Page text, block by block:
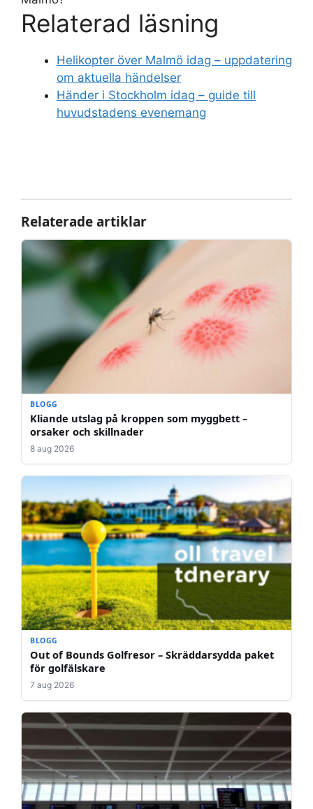
Relaterad läsning
Helikopter över Malmö idag – uppdatering
om aktuella händelser
Händer i Stockholm idag – guide till
huvudstadens evenemang
Relaterade artiklar
BLOGG
Kliande utslag på kroppen som myggbett –
orsaker och skillnader
8 aug 2026
BLOGG
Out of Bounds Golfresor – Skräddarsydda paket
för golfälskare
7 aug 2026